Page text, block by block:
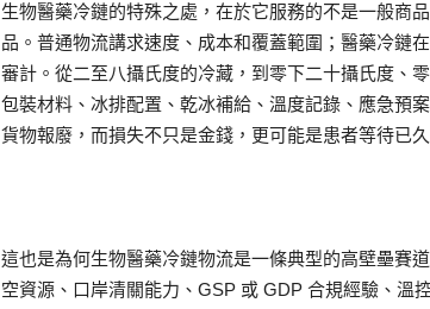
生物醫藥冷鏈的特殊之處，在於它服務的不是一般商
品。普通物流講求速度、成本和覆蓋範圍；醫藥冷鏈
審計。從二至八攝氏度的冷藏，到零下二十攝氏度、
包裝材料、冰排配置、乾冰補給、溫度記錄、應急預
貨物報廢，而損失不只是金錢，更可能是患者等待已
這也是為何生物醫藥冷鏈物流是一條典型的高壁壘賽
空資源、口岸清關能力、GSP 或 GDP 合規經驗、溫